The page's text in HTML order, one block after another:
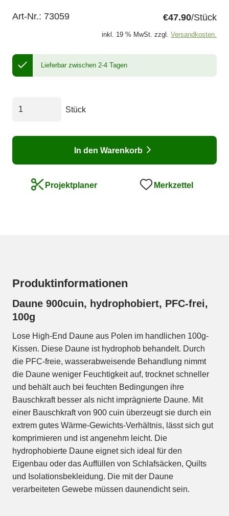
Art-Nr.: 73059 €47.90/Stück
inkl. 19 % MwSt. zzgl. Versandkosten.
Lieferbar zwischen 2-4 Tagen
Stück
In den Warenkorb
Projektplaner Merkzettel
Produktinformationen
Daune 900cuin, hydrophobiert, PFC-frei,
100g
Lose High-End Daune aus Polen im handlichen 100g-
Kissen. Diese Daune ist hydrophob behandelt. Durch
die PFC-freie, wasserabweisende Behandlung nimmt
die Daune weniger Feuchtigkeit auf, trocknet schneller
und behält auch bei feuchten Bedingungen ihre
Bauschkraft besser als nicht imprägnierte Daune. Mit
einer Bauschkraft von 900 cuin überzeugt sie durch ein
extrem gutes Wärme-Gewichts-Verhältnis, lässt sich gut
komprimieren und ist angenehm leicht. Die
hydrophobierte Daune eignet sich ideal für den
Eigenbau oder das Auffüllen von Schlafsäcken, Quilts
und Isolationsbekleidung. Die mit der Daune
verarbeiteten Gewebe müssen daunendicht sein.